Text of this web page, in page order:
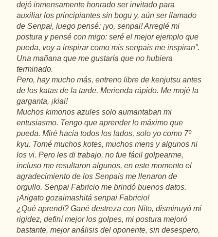
dejó inmensamente honrado ser invitado para
auxiliar los principiantes sin bogu y, aún ser llamado
de Senpai, luego pensé: ¡yo, senpai! Arreglé mi
postura y pensé con migo: seré el mejor ejemplo que
pueda, voy a inspirar como mis senpais me inspiran”.
Una mañana que me gustaría que no hubiera
terminado.
Pero, hay mucho más, entreno libre de kenjutsu antes
de los katas de la tarde. Merienda rápido. Me mojé la
garganta, ¡kiai!
Muchos kimonos azules solo aumantaban mi
entusiasmo. Tengo que aprender lo máximo que
pueda. Miré hacia todos los lados, solo yo como 7º
kyu. Tomé muchos kotes, muchos mens y algunos ni
los vi. Pero les di trabajo, no fue fácil golpearme,
incluso me resultaron algunos, en este momento el
agradecimiento de los Senpais me llenaron de
orgullo. Senpai Fabricio me brindó buenos datos.
¡Arigato gozaimashitá senpai Fabricio!
¿Qué aprendí? Gané destreza con Nito, disminuyó mi
rigidez, definí mejor los golpes, mi postura mejoró
bastante, mejor análisis del oponente, sin desespero,